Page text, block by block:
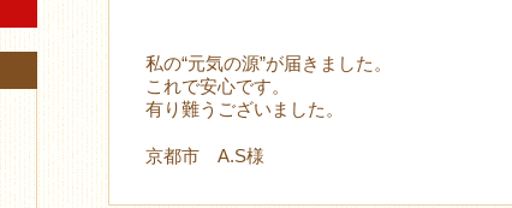
私の“元気の源”が届きました。
これで安心です。
有り難うございました。
京都市 A.S様